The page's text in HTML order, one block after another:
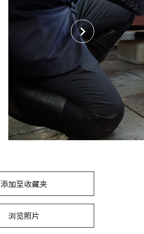
添加至收藏夹
浏览照片